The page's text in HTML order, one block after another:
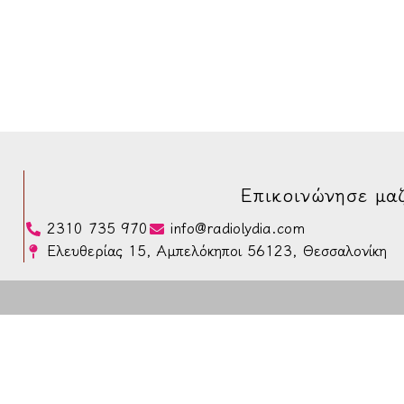
Επικοινώνησε
2310 735 970
info@radiolydia.com
Ελευθερίας 15, Αμπελόκηποι 56123, Θεσσαλονίκη